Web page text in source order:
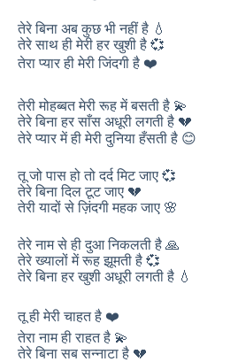
तेरे बिना अब कुछ भी नहीं है 💧
तेरे साथ ही मेरी हर खुशी है 💞
तेरा प्यार ही मेरी जिंदगी है ❤️
तेरी मोहब्बत मेरी रूह में बसती है 💫
तेरे बिना हर साँस अधूरी लगती है 💔
तेरे प्यार में ही मेरी दुनिया हँसती है 😊
तू जो पास हो तो दर्द मिट जाए 💞
तेरे बिना दिल टूट जाए 💔
तेरी यादों से ज़िंदगी महक जाए 🌸
तेरे नाम से ही दुआ निकलती है 🙏
तेरे ख्यालों में रूह झूमती है 💞
तेरे बिना हर खुशी अधूरी लगती है 💧
तू ही मेरी चाहत है ❤️
तेरा नाम ही राहत है 💫
तेरे बिना सब सन्नाटा है 💔